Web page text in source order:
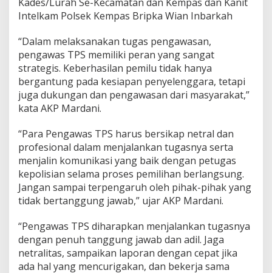
Intelkam Polsek Kempas Bripka Wian Inbarkah
“Dalam melaksanakan tugas pengawasan,
pengawas TPS memiliki peran yang sangat
strategis. Keberhasilan pemilu tidak hanya
bergantung pada kesiapan penyelenggara, tetapi
juga dukungan dan pengawasan dari masyarakat,”
kata AKP Mardani.
“Para Pengawas TPS harus bersikap netral dan
profesional dalam menjalankan tugasnya serta
menjalin komunikasi yang baik dengan petugas
kepolisian selama proses pemilihan berlangsung.
Jangan sampai terpengaruh oleh pihak-pihak yang
tidak bertanggung jawab,” ujar AKP Mardani.
“Pengawas TPS diharapkan menjalankan tugasnya
dengan penuh tanggung jawab dan adil. Jaga
netralitas, sampaikan laporan dengan cepat jika
ada hal yang mencurigakan, dan bekerja sama